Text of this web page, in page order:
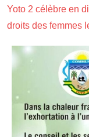
Yoto 2 célèbre en
droits des femmes